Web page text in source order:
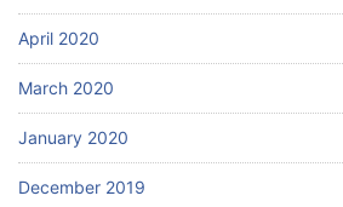
April 2020
March 2020
January 2020
December 2019